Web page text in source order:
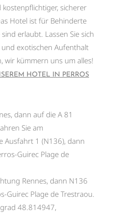
sicherer
Hotel ist für Behinderte
erlaubt. Lassen Sie sich
exotischen Aufenthalt
wir kümmern uns um alles!
HOTEL IN PERROS
dann auf die A 81
Sie am
Ausfahrt 1 (N136), dann
Guirec Plage de
Rennes, dann N136
Guirec Plage de Trestraou.
48.814947,